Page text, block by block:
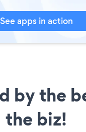
See apps in action
by the
the biz!